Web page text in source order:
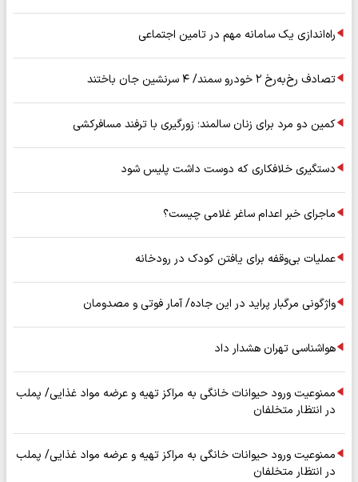
راه‌اندازی یک سامانه مهم در تامین اجتماعی
تصادف رخ‌به‌رخ ۲ خودرو سمند/ ۴ سرنشین جان باختند
کمین دو مرد برای زنان سالمند؛ زورگیری با ترفند مسافرکشی
دستگیری خلافکاری که دوست داشت پلیس شود
ماجرای خبر اعدام ساغر غلامی چیست؟
عملیات بی‌وقفه برای یافتن کودک در رودخانه
واژگونی مرگبار پراید در این جاده/ آمار فوتی و مصدومان
هواشناسی تهران هشدار داد
ممنوعیت ورود حیوانات خانگی به مراکز تهیه و عرضه مواد غذایی/ پملب
در انتظار متخلفان
ممنوعیت ورود حیوانات خانگی به مراکز تهیه و عرضه مواد غذایی/ پملب
در انتظار متخلفان